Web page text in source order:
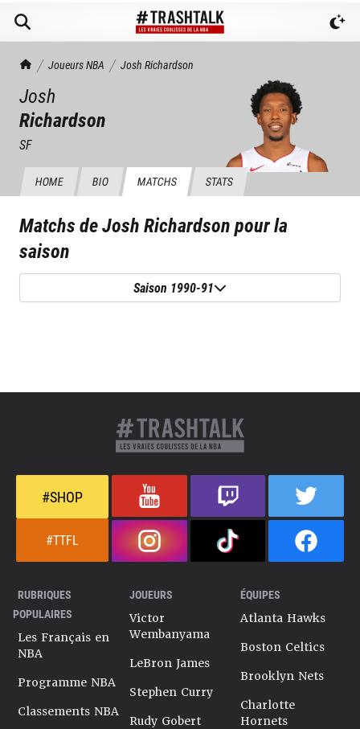
TrashTalk Actu NBA
Joueurs NBA Josh Richardson
Josh
Richardson
SF
HOME BIO MATCHS STATS
Matchs deJosh Richardsonpour la
saison
Saison 1990-91
#SHOP
#TTFL
RUBRIQUES
POPULAIRES
Les Français en
NBA
Programme NBA
Classements NBA
JOUEURS
Victor
Wembanyama
LeBron James
Stephen Curry
Rudy Gobert
ÉQUIPES
Atlanta Hawks
Boston Celtics
Brooklyn Nets
Charlotte
Hornets